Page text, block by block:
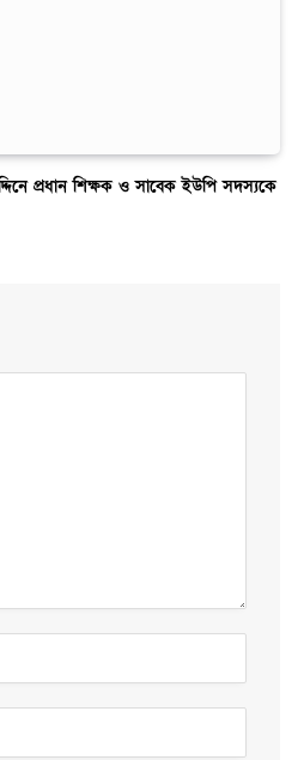
প্রধান শিক্ষক ও সাবেক ইউপি সদস্যকে